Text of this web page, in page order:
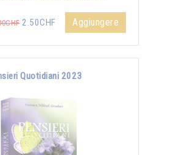
2.50CHF Aggiungere
Quotidiani 2023